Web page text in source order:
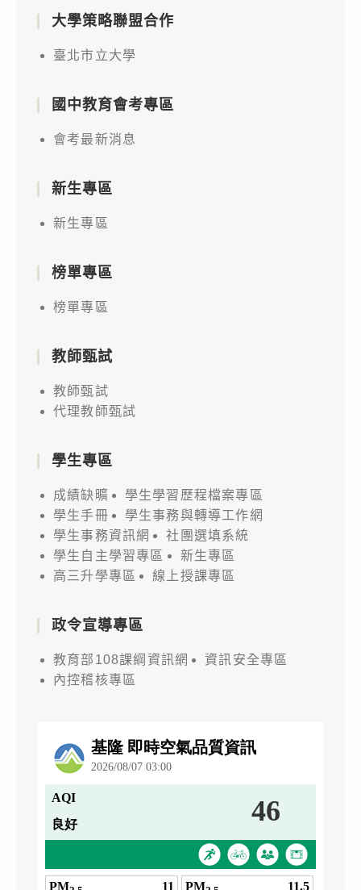
大學策略聯盟合作
臺北市立大學
國中教育會考專區
會考最新消息
新生專區
新生專區
榜單專區
榜單專區
教師甄試
教師甄試
代理教師甄試
學生專區
成績缺曠
學生學習歷程檔案專區
學生手冊
學生事務與轉導工作網
學生事務資訊網
社團選填系統
學生自主學習專區
新生專區
高三升學專區
線上授課專區
政令宣導專區
教育部108課綱資訊網
資訊安全專區
內控稽核專區